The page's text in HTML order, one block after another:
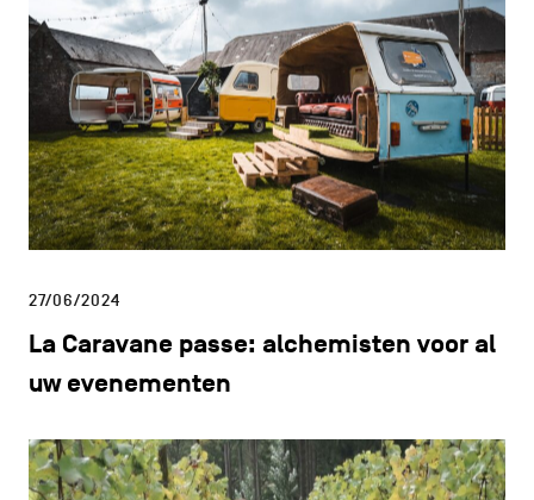
27/06/2024
La Caravane passe: alchemisten voor al
uw evenementen